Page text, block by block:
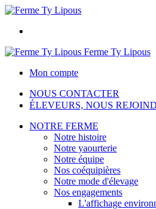
Ferme Ty Lipous
Mon compte
NOUS CONTACTER
ÉLEVEURS, NOUS
NOTRE FERME
Notre histoire
Notre yaourterie
Notre équipe
Nos coéquipières
Notre mode d'élevage
Nos engagements
L'affichage